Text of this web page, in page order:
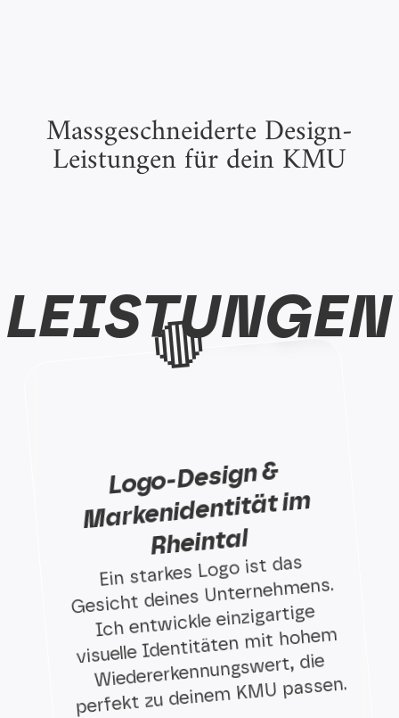
Massgeschneiderte Design-
Leistungen für dein KMU
LEISTUNGEN
🛑
Logo-Design &
Markenidentität i
m
Rheintal
Ein starkes Logo ist das
Gesicht deines Unternehmens.
Ich entwickle einzigartige
visuelle Identitäten mit hohem
Wiedererkennungswert, die
perfekt zu deinem KMU passen.